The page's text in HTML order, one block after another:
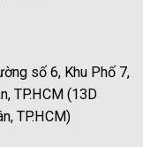
số 6, Khu Phố 7,
TP.HCM (13D
TP.HCM)